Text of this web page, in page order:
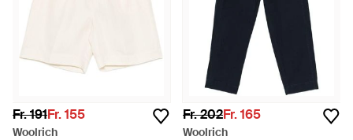
Fr. 191Fr. 155
Woolrich
Fr. 202Fr. 165
Woolrich